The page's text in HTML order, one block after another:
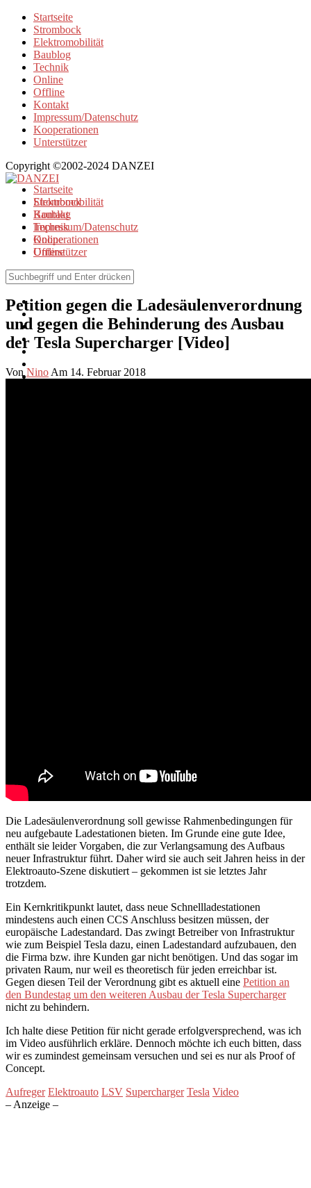
Startseite
Strombock
Elektromobilität
Baublog
Technik
Online
Offline
Kontakt
Impressum/Datenschutz
Kooperationen
Unterstützer
Copyright ©2002-2024 DANZEI
Startseite
Strombock
Kontakt
Impressum/Datenschutz
Kooperationen
Unterstützer
Elektromobilität
Baublog
Technik
Online
Offline
Elektromobilität
Petition gegen die Ladesäulenverordnung
und gegen die Behinderung des Ausbau
der Tesla Supercharger [Video]
Von Nino Am 14. Februar 2018
Die Ladesäulenverordnung soll gewisse Rahmenbedingungen für
neu aufgebaute Ladestationen bieten. Im Grunde eine gute Idee,
enthält sie leider Vorgaben, die zur Verlangsamung des Aufbaus
neuer Infrastruktur führt. Daher wird sie auch seit Jahren heiss in der
Elektroauto-Szene diskutiert – gekommen ist sie letztes Jahr
trotzdem.
Ein Kernkritikpunkt lautet, dass neue Schnellladestationen
mindestens auch einen CCS Anschluss besitzen müssen, der
europäische Ladestandard. Das zwingt Betreiber von Infrastruktur
wie zum Beispiel Tesla dazu, einen Ladestandard aufzubauen, den
die Firma bzw. ihre Kunden gar nicht benötigen. Und das sogar im
privaten Raum, nur weil es theoretisch für jeden erreichbar ist.
Gegen diesen Teil der Verordnung gibt es aktuell eine Petition an
den Bundestag um den weiteren Ausbau der Tesla Supercharger
nicht zu behindern.
Ich halte diese Petition für nicht gerade erfolgversprechend, was ich
im Video ausführlich erkläre. Dennoch möchte ich euch bitten, dass
wir es zumindest gemeinsam versuchen und sei es nur als Proof of
Concept.
Aufreger Elektroauto LSV Supercharger Tesla Video
– Anzeige –